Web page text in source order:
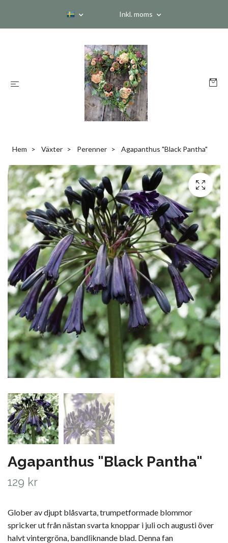
Inkl. moms
Hem Växter Perenner Agapanthus "Black Pantha"
Agapanthus "Black Pantha"
129 kr
Glober av djupt blåsvarta, trumpetformade blommor
spricker ut från nästan svarta knoppar i juli och augusti över
halvt vintergröna, bandliknande blad. Denna fan